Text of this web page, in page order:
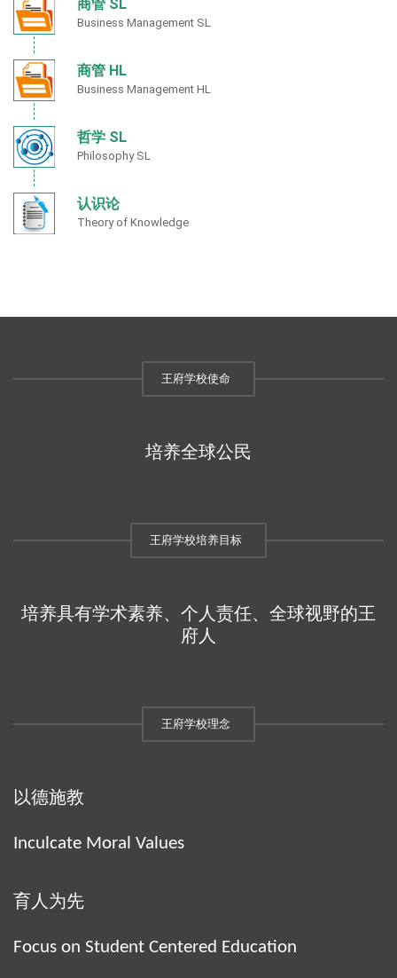
商管 SL
Business Management SL
商管 HL
Business Management HL
哲学 SL
Philosophy SL
认识论
Theory of Knowledge
王府学校使命
培养全球公民
王府学校培养目标
培养具有学术素养、个人责任、全球视野的王
府人
王府学校理念
以德施教
Inculcate Moral Values
育人为先
Focus on Student Centered Education